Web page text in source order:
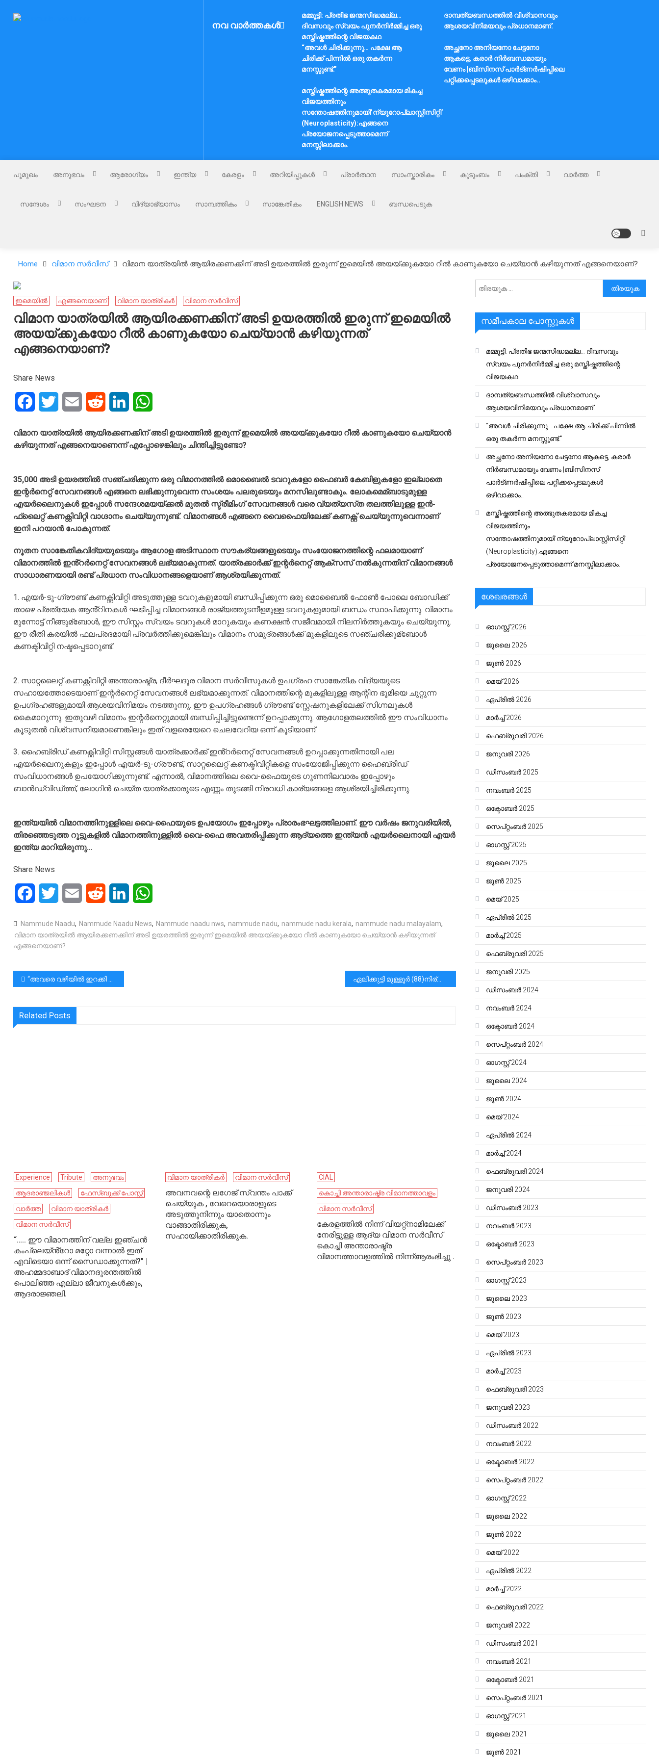
Nammude Naadu നവ വാർത്തകൾ
മമ്മൂട്ടി: പ്രതിഭ ജന്മസിദ്ധമല്ല…
ദിവസവും സ്വയം പുനർനിർമ്മിച്ച ഒരു
മസ്തിഷ്കത്തിന്റെ വിജയകഥ
ദാമ്പത്യബന്ധത്തിൽ വിശ്വാസവും
ആശയവിനിമയവും പ്രധാനമാണ്.
“അവൾ ചിരിക്കുന്നു… പക്ഷേ ആ
ചിരിക്ക് പിന്നിൽ ഒരു തകർന്ന
മനസ്സുണ്ട്.”
അച്ഛനോ അനിയനോ ചേട്ടനോ
ആകട്ടെ, കരാർ നിർബന്ധമായും
വേണം |ബിസിനസ് പാർട്ണർഷിപ്പിലെ
പറ്റിക്കപ്പെടലുകൾ ഒഴിവാക്കാം..
മസ്തിഷ്കത്തിന്റെ അത്ഭുതകരമായ മികച്ച
വിജയത്തിനും
സന്തോഷത്തിനുമായി’ന്യൂറോപ്ലാസ്റ്റിസിറ്റി’
(Neuroplasticity):എങ്ങനെ
പ്രയോജനപ്പെടുത്താമെന്ന്
മനസ്സിലാക്കാം.
പൂമുഖം അനുഭവം ആരോഗ്യം ഇന്ത്യ കേരളം അറിയിപ്പുകൾ പ്രാർത്ഥന സാംസ്കാരികം കുടുംബം പംക്തി വാർത്ത
സന്ദേശം സംഘടന വിദ്യാഭ്യാസം സാമ്പത്തികം സാങ്കേതികം ENGLISH NEWS ബന്ധപെടുക
Home വിമാന സർവീസ് വിമാന യാത്രയിൽ ആയിരക്കണക്കിന് അടി ഉയരത്തിൽ ഇരുന്ന് ഇമെയിൽ അയയ്ക്കുകയോ റീൽ കാണുകയോ ചെയ്യാൻ കഴിയുന്നത് എങ്ങനെയാണ്?
ഇമെയിൽ എങ്ങനെയാണ് വിമാന യാത്രികർ വിമാന സർവീസ്
വിമാന യാത്രയിൽ ആയിരക്കണക്കിന് അടി ഉയരത്തിൽ ഇരുന്ന് ഇമെയിൽ
അയയ്ക്കുകയോ റീൽ കാണുകയോ ചെയ്യാൻ കഴിയുന്നത്
എങ്ങനെയാണ്?
Share News
FacebookTwitter Email Reddit LinkedIn
വിമാന യാത്രയിൽ ആയിരക്കണക്കിന് അടി ഉയരത്തിൽ ഇരുന്ന് ഇമെയിൽ അയയ്ക്കുകയോ റീൽ കാണുകയോ ചെയ്യാൻ
കഴിയുന്നത് എങ്ങനെയാണെന്ന് എപ്പോഴെങ്കിലും ചിന്തിച്ചിട്ടുണ്ടോ?
35,000 അടി ഉയരത്തിൽ സഞ്ചരിക്കുന്ന ഒരു വിമാനത്തിൽ മൊബൈൽ ടവറുകളോ ഫൈബർ കേബിളുകളോ ഇല്ലാതെ
ഇന്റർനെറ്റ് സേവനങ്ങൾ എങ്ങനെ ലഭിക്കുന്നുവെന്ന സംശയം പലരുടെയും മനസിലുണ്ടാകും. ലോകമെമ്ബാടുമുള്ള
എയർലൈനുകൾ ഇപ്പോൾ സന്ദേശമയയ്ക്കൽ മുതൽ സ്ട്രീമിംഗ് സേവനങ്ങൾ വരെ വ്യത്യസ്‌ത തലത്തിലുള്ള ഇൻ-
ഫ്ലൈറ്റ് കണക്റ്റിവിറ്റി വാഗ്ദാനം ചെയ്യുന്നുണ്ട്. വിമാനങ്ങൾ എങ്ങനെ വൈഫൈയിലേക്ക് കണക്റ്റ് ചെയ്യുന്നുവെന്നാണ്
ഇനി പറയാൻ പോകുന്നത്.
നൂതന സാങ്കേതികവിദ്യയുടെയും ആഗോള അടിസ്ഥാന സൗകര്യങ്ങളുടെയും സംയോജനത്തിന്റെ ഫലമായാണ്
വിമാനത്തിൽ ഇൻ്റർനെറ്റ് സേവനങ്ങൾ ലഭ്യമാകുന്നത്. യാത്രക്കാർക്ക് ഇന്റർനെറ്റ് ആക്സസ് നൽകുന്നതിന് വിമാനങ്ങൾ
സാധാരണയായി രണ്ട് പ്രധാന സംവിധാനങ്ങളെയാണ് ആശ്രയിക്കുന്നത്.
1. എയർ-ടു-ഗ്രൗണ്ട് കണക്റ്റിവിറ്റി അടുത്തുള്ള ടവറുകളുമായി ബന്ധിപ്പിക്കുന്ന ഒരു മൊബൈൽ ഫോൺ പോലെ ബോഡിക്ക്
താഴെ പ്രത്യേക ആൻ്റിനകൾ ഘടിപ്പിച്ച വിമാനങ്ങൾ രാജ്യത്തുടനീളമുള്ള ടവറുകളുമായി ബന്ധം സ്ഥാപിക്കുന്നു. വിമാനം
മുന്നോട്ട് നീങ്ങുമ്ബോൾ, ഈ സിസ്റ്റം സ്വയം ടവറുകൾ മാറുകയും കണക്ഷൻ സജീവമായി നിലനിർത്തുകയും ചെയ്യുന്നു.
ഈ രീതി കരയിൽ ഫലപ്രദമായി പ്രവർത്തിക്കുമെങ്കിലും വിമാനം സമുദ്രങ്ങൾക്ക് മുകളിലൂടെ സഞ്ചരിക്കുമ്ബോൾ
കണക്ടിവിറ്റി നഷ്ടപ്പെടാറുണ്ട്.
2. സാറ്റലൈറ്റ് കണക്റ്റിവിറ്റി അന്താരാഷ്ട്ര, ദീർഘദൂര വിമാന സർവീസുകൾ ഉപഗ്രഹ സാങ്കേതിക വിദ്യയുടെ
സഹായത്തോടെയാണ് ഇന്റർനെറ്റ് സേവനങ്ങൾ ലഭ്യമാക്കുന്നത്. വിമാനത്തിന്റെ മുകളിലുള്ള ആന്റിന ഭൂമിയെ ചുറ്റുന്ന
ഉപഗ്രഹങ്ങളുമായി ആശയവിനിമയം നടത്തുന്നു. ഈ ഉപഗ്രഹങ്ങൾ ഗ്രൗണ്ട് സ്റ്റേഷനുകളിലേക്ക് സിഗ്നലുകൾ
കൈമാറുന്നു. ഇതുവഴി വിമാനം ഇന്റർനെറ്റുമായി ബന്ധിപ്പിച്ചിട്ടുണ്ടെന്ന് ഉറപ്പാക്കുന്നു. ആഗോളതലത്തിൽ ഈ സംവിധാനം
കൂടുതൽ വിശ്വസനീയമാണെങ്കിലും ഇത് വളരെയേറെ ചെലവേറിയ ഒന്ന് കൂടിയാണ്.
3. ഹൈബ്രിഡ് കണക്റ്റിവിറ്റി സിസ്റ്റങ്ങൾ യാത്രക്കാർക്ക് ഇൻ്റർനെറ്റ് സേവനങ്ങൾ ഉറപ്പാക്കുന്നതിനായി പല
എയർലൈനുകളും ഇപ്പോൾ എയർ-ടു-ഗ്രൗണ്ട്, സാറ്റലൈറ്റ് കണക്ടിവിറ്റികളെ സംയോജിപ്പിക്കുന്ന ഹൈബ്രിഡ്
സംവിധാനങ്ങൾ ഉപയോഗിക്കുന്നുണ്ട്. എന്നാൽ, വിമാനത്തിലെ വൈ-ഫൈയുടെ ഗുണനിലവാരം ഇപ്പോഴും
ബാൻഡ്‌വിഡ്ത്ത്, ലോഗിൻ ചെയ്ത‌ യാത്രക്കാരുടെ എണ്ണം തുടങ്ങി നിരവധി കാര്യങ്ങളെ ആശ്രയിച്ചിരിക്കുന്നു.
ഇന്ത്യയിൽ വിമാനത്തിനുള്ളിലെ വൈ-ഫൈയുടെ ഉപയോഗം ഇപ്പോഴും പ്രാരംഭഘട്ടത്തിലാണ്. ഈ വർഷം ജനുവരിയിൽ,
തിരഞ്ഞെടുത്ത റൂട്ടുകളിൽ വിമാനത്തിനുള്ളിൽ വൈ-ഫൈ അവതരിപ്പിക്കുന്ന ആദ്യത്തെ ഇന്ത്യൻ എയർലൈനായി എയർ
ഇന്ത്യ മാറിയിരുന്നു…
Share News
FacebookTwitter Email Reddit LinkedIn
Nammude Naadu, Nammude Naadu News, Nammude naadu nws, nammude nadu, nammude nadu kerala, nammude nadu malayalam,
വിമാന യാത്രയിൽ ആയിരക്കണക്കിന് അടി ഉയരത്തിൽ ഇരുന്ന് ഇമെയിൽ അയയ്ക്കുകയോ റീൽ കാണുകയോ ചെയ്യാൻ കഴിയുന്നത്
എങ്ങനെയാണ്?
പോസ്റ്റുകളിലൂടെ
“അവരെ വഴിയിൽ ഇറക്കി വിട്ട് അടുത്ത ബസിന് പോരട്ടേയെന്നു നമ്മൾ വിചാരിച്ചാൽ അതിലൊരു കുഴപ്പമുണ്ട്.”|കണ്ടക്ടർ രാജേഷ് ഏലിക്കുട്ടി മുള്ളൂർ (88)നിര്യാതയായി.|ആദരാജ്ഞലികൾ
Related Posts
Experience Tribute
അനുഭവം
ആദരാഞ്ജലികൾ
ഫേ​സ്ബു​ക്ക് പോ​സ്റ്റ്
വാർത്ത
വിമാന യാത്രികർ
വിമാന സർവീസ്
“….. ഈ വിമാനത്തിന് വല്ല ഇഞ്ചൻ
കംപ്ലെയ്ൻ്റോ മറ്റോ വന്നാൽ ഇത്
എവിടെയാ ഒന്ന് സൈഡാക്കുന്നത്?” |
അഹമ്മദാബാദ് വിമാനദുരന്തത്തിൽ
പൊലിഞ്ഞ എല്ലാ ജീവനുകൾക്കും,
ആദരാജ്ഞലി.
വിമാന യാത്രികർ വിമാന സർവീസ്
അവനവന്റെ ലഗേജ് സ്വന്തം പാക്ക്
ചെയ്യുക , വേറെയൊരാളുടെ
അടുത്തുനിന്നും യാതൊന്നും
വാങ്ങാതിരിക്കുക,
സഹായിക്കാതിരിക്കുക.
CIAL
കൊച്ചി അന്താരാഷ്ട്ര വിമാനത്താവളം
വിമാന സർവീസ്
കേരളത്തിൽ നിന്ന് വിയറ്റ്നാമിലേക്ക്
നേരിട്ടുള്ള ആദ്യ വിമാന സർവീസ്
കൊച്ചി അന്താരാഷ്ട്ര
വിമാനത്താവളത്തിൽ നിന്ന്ആരംഭിച്ചു .
അനേഷിക്കുക
സമീപകാല പോസ്റ്റുകൾ
മമ്മൂട്ടി: പ്രതിഭ ജന്മസിദ്ധമല്ല… ദിവസവും
സ്വയം പുനർനിർമ്മിച്ച ഒരു മസ്തിഷ്കത്തിന്റെ
വിജയകഥ
ദാമ്പത്യബന്ധത്തിൽ വിശ്വാസവും
ആശയവിനിമയവും പ്രധാനമാണ്.
“അവൾ ചിരിക്കുന്നു… പക്ഷേ ആ ചിരിക്ക് പിന്നിൽ
ഒരു തകർന്ന മനസ്സുണ്ട്.”
അച്ഛനോ അനിയനോ ചേട്ടനോ ആകട്ടെ, കരാർ
നിർബന്ധമായും വേണം |ബിസിനസ്
പാർട്ണർഷിപ്പിലെ പറ്റിക്കപ്പെടലുകൾ
ഒഴിവാക്കാം..
മസ്തിഷ്കത്തിന്റെ അത്ഭുതകരമായ മികച്ച
വിജയത്തിനും
സന്തോഷത്തിനുമായി’ന്യൂറോപ്ലാസ്റ്റിസിറ്റി’
(Neuroplasticity):എങ്ങനെ
പ്രയോജനപ്പെടുത്താമെന്ന് മനസ്സിലാക്കാം.
ശേഖരങ്ങൾ
ഓഗസ്റ്റ്‌ 2026
ജൂലൈ 2026
ജൂൺ 2026
മെയ്‌ 2026
ഏപ്രിൽ 2026
മാർച്ച്‌ 2026
ഫെബ്രുവരി 2026
ജനുവരി 2026
ഡിസംബർ 2025
നവംബർ 2025
ഒക്ടോബർ 2025
സെപ്റ്റംബർ 2025
ഓഗസ്റ്റ്‌ 2025
ജൂലൈ 2025
ജൂൺ 2025
മെയ്‌ 2025
ഏപ്രിൽ 2025
മാർച്ച്‌ 2025
ഫെബ്രുവരി 2025
ജനുവരി 2025
ഡിസംബർ 2024
നവംബർ 2024
ഒക്ടോബർ 2024
സെപ്റ്റംബർ 2024
ഓഗസ്റ്റ്‌ 2024
ജൂലൈ 2024
ജൂൺ 2024
മെയ്‌ 2024
ഏപ്രിൽ 2024
മാർച്ച്‌ 2024
ഫെബ്രുവരി 2024
ജനുവരി 2024
ഡിസംബർ 2023
നവംബർ 2023
ഒക്ടോബർ 2023
സെപ്റ്റംബർ 2023
ഓഗസ്റ്റ്‌ 2023
ജൂലൈ 2023
ജൂൺ 2023
മെയ്‌ 2023
ഏപ്രിൽ 2023
മാർച്ച്‌ 2023
ഫെബ്രുവരി 2023
ജനുവരി 2023
ഡിസംബർ 2022
നവംബർ 2022
ഒക്ടോബർ 2022
സെപ്റ്റംബർ 2022
ഓഗസ്റ്റ്‌ 2022
ജൂലൈ 2022
ജൂൺ 2022
മെയ്‌ 2022
ഏപ്രിൽ 2022
മാർച്ച്‌ 2022
ഫെബ്രുവരി 2022
ജനുവരി 2022
ഡിസംബർ 2021
നവംബർ 2021
ഒക്ടോബർ 2021
സെപ്റ്റംബർ 2021
ഓഗസ്റ്റ്‌ 2021
ജൂലൈ 2021
ജൂൺ 2021